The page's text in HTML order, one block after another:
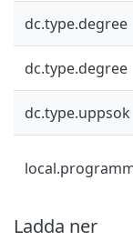
dc.type.degree
dc.type.degree
dc.type.uppsok
Ladda ner